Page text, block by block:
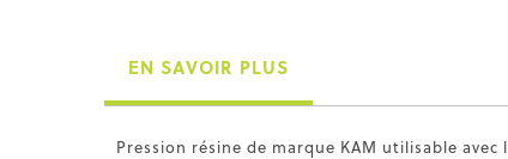
EN SAVOIR PLUS
Pression résine de marque KAM utilisable